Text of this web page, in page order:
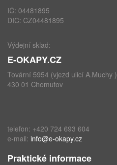
IČ: 04481895
DIČ: CZ04481895
Výdejní sklad:
E-OKAPY.CZ
Tovární 5954 (vjezd ulicí A.Muchy )
430 01 Chomutov
telefon: +420 724 693 604
e-mail: info@e-okapy.cz
Praktické informace